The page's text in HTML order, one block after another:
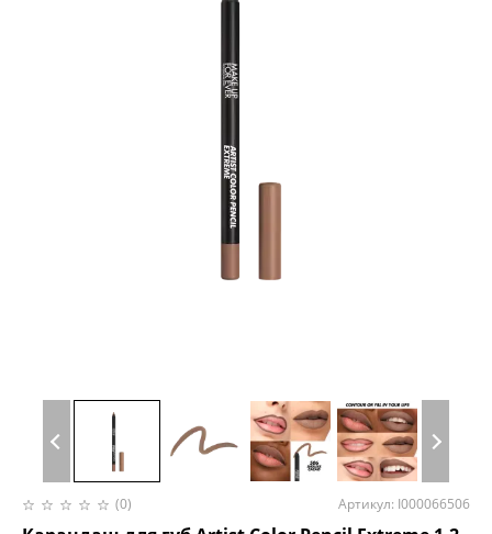
(0) Артикул: I000066506